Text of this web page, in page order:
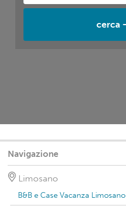
cerca
Navigazione
Limosano
B&B e Case Vacanza Limosano